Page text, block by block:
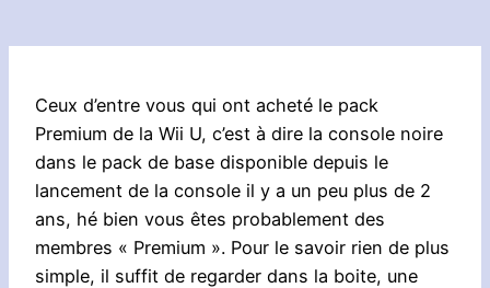
Ceux d’entre vous qui ont acheté le pack
Premium de la Wii U, c’est à dire la console noire
dans le pack de base disponible depuis le
lancement de la console il y a un peu plus de 2
ans, hé bien vous êtes probablement des
membres « Premium ». Pour le savoir rien de plus
simple, il suffit de regarder dans la boite, une